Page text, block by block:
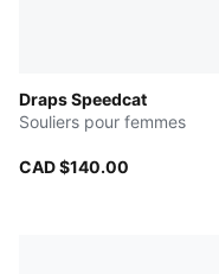
Draps Speedcat
Souliers pour femmes
CAD $140.00